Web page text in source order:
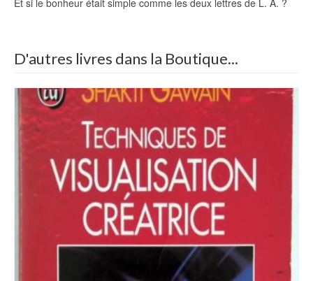
D'autres livres dans la Boutique...